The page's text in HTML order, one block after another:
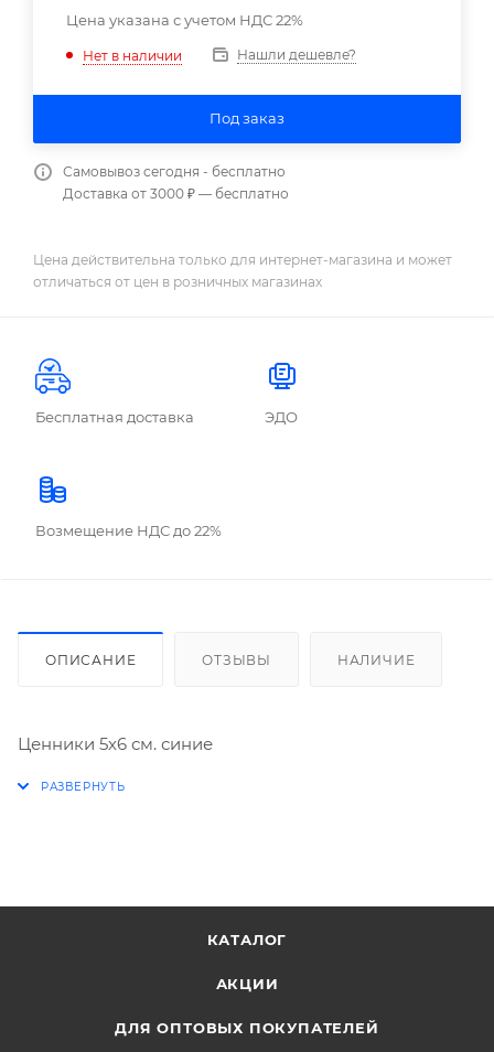
Цена указана с учетом НДС 22%
Нет в наличии Нашли дешевле?
Под заказ
Самовывоз сегодня - бесплатно
Доставка от 3000 ₽ — бесплатно
Цена действительна только для интернет-магазина и может
отличаться от цен в розничных магазинах
Бесплатная доставка ЭДО
Возмещение НДС до 22%
ОПИСАНИЕ ОТЗЫВЫ НАЛИЧИЕ
Ценники 5х6 см. синие
КАТАЛОГ
АКЦИИ
ДЛЯ ОПТОВЫХ ПОКУПАТЕЛЕЙ